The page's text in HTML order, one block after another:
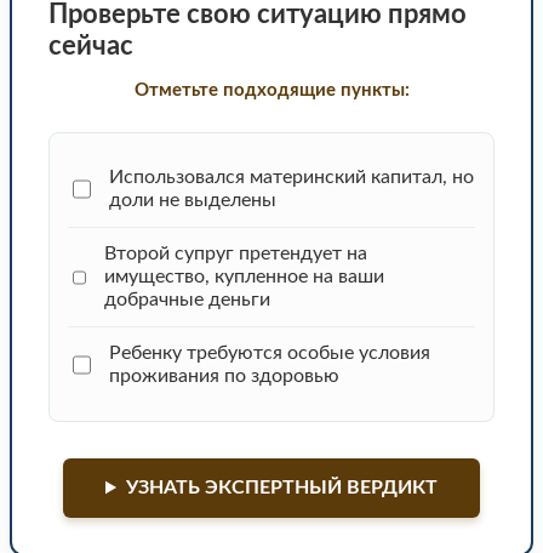
Проверьте свою ситуацию прямо
сейчас
Отметьте подходящие пункты:
Использовался материнский капитал, но
доли не выделены
Второй супруг претендует на
имущество, купленное на ваши
добрачные деньги
Ребенку требуются особые условия
проживания по здоровью
УЗНАТЬ ЭКСПЕРТНЫЙ ВЕРДИКТ